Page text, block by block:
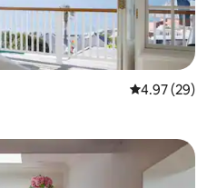
औसत रेटिंग 5 में
4.97 (29)